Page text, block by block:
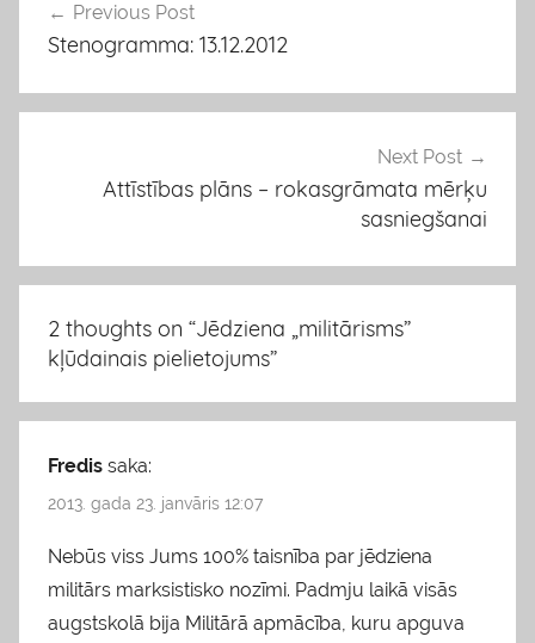
Ziņu
izvēlne
Previous Post
Stenogramma: 13.12.2012
Next Post
Attīstības plāns – rokasgrāmata mērķu
sasniegšanai
2 thoughts on “Jēdziena „militārisms”
kļūdainais pielietojums”
Fredis saka:
2013. gada 23. janvāris 12:07
Nebūs viss Jums 100% taisnība par jēdziena
militārs marksistisko nozīmi. Padmju laikā visās
augstskolā bija Militārā apmācība, kuru apguva